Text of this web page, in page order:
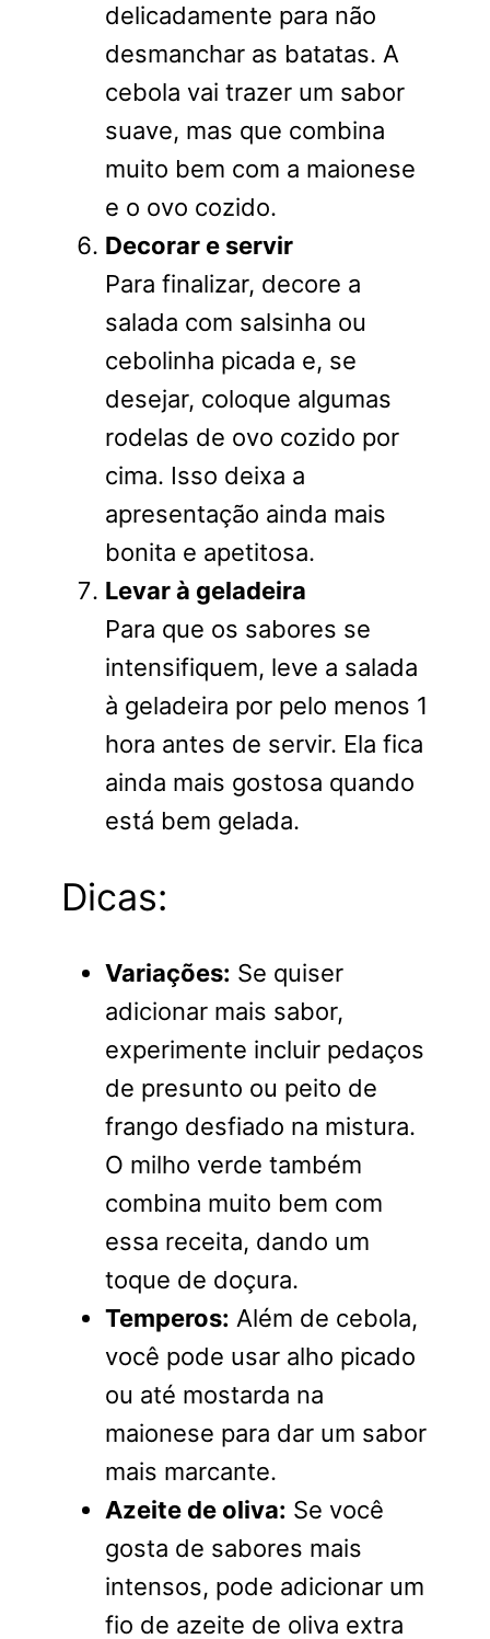
delicadamente para não
desmanchar as batatas. A
cebola vai trazer um sabor
suave, mas que combina
muito bem com a maionese
e o ovo cozido.
Decorar e servir
Para finalizar, decore a
salada com salsinha ou
cebolinha picada e, se
desejar, coloque algumas
rodelas de ovo cozido por
cima. Isso deixa a
apresentação ainda mais
bonita e apetitosa.
Levar à geladeira
Para que os sabores se
intensifiquem, leve a salada
à geladeira por pelo menos 1
hora antes de servir. Ela fica
ainda mais gostosa quando
está bem gelada.
Dicas:
Variações: Se quiser
adicionar mais sabor,
experimente incluir pedaços
de presunto ou peito de
frango desfiado na mistura.
O milho verde também
combina muito bem com
essa receita, dando um
toque de doçura.
Temperos: Além de cebola,
você pode usar alho picado
ou até mostarda na
maionese para dar um sabor
mais marcante.
Azeite de oliva: Se você
gosta de sabores mais
intensos, pode adicionar um
fio de azeite de oliva extra